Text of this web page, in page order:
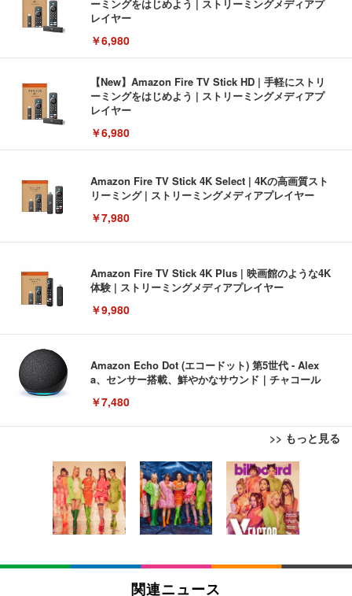
ーミングをはじめよう | ストリーミングメディアプ
レイヤー
￥6,980
【New】Amazon Fire TV Stick HD | 手軽にストリ
ーミングをはじめよう | ストリーミングメディアプ
レイヤー
￥6,980
Amazon Fire TV Stick 4K Select | 4Kの高画質スト
リーミング | ストリーミングメディアプレイヤー
￥7,980
Amazon Fire TV Stick 4K Plus | 映画館のような4K
体験 | ストリーミングメディアプレイヤー
￥9,980
Amazon Echo Dot (エコードット) 第5世代 - Alex
a、センサー搭載、鮮やかなサウンド｜チャコール
￥7,480
>> もっと見る
[EdoErgo] オフィスチェア 椅子 テレワーク 疲れな
い 跳ね上げ式アームレスト コンパクト 約105度ロッ
キング pc 事務椅子 360度回転 座面昇降 強化ナイロ
ン樹脂ベース 通気性メッシュ 在宅ワーク H-WY01
(黒網+黒枠+黒足)
￥5,699
SIHOO B100 オフィスチェア／デスクチェア メッシ
ュチェア 人間工学 疲れない ブラック
EIZO ビジネス向けプレミアムモニター | FlexScan
EV3240X-WT | 31.5型4K UHD・USB Type-C・ホワ
イト
￥105,595
EIZO ビジネス向けプレミアムモニター | FlexScan
Amazonベーシック ペットシーツ 薄型 レギュラー 1
回使い捨て 無香料 ホワイト 300枚
￥3,373
Amazonベーシック ペットシーツ 厚型 ワイド 42枚
x2袋(84枚) ホワイト(吸収面:ライトブルー)
関連ニュース